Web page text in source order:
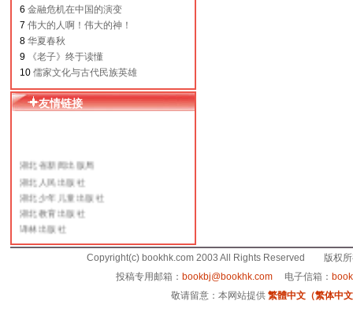
6 金融危机在中国的演变
7 伟大的人啊！伟大的神！
8 华夏春秋
9
《老子》终于读懂
10 儒家文化与古代民族英雄
友情链接
湖北省新闻出版局
湖北人民出版社
湖北少年儿童出版社
湖北教育出版社
译林出版社
人民文学出版社
上海文艺出版总社Copyright(c) bookhk.com 2003 All Rights Reserved 版权
投稿专用邮箱： bookbj@bookhk.com 电子信箱：
敬请留意：本网站提供 繁體中文（繁体中